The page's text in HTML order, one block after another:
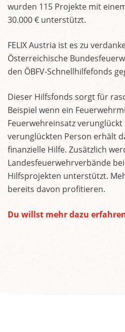
wurden 115 Projekte mit
30.000 € unterstützt.
FELIX Austria ist es zu
Österreichische
den ÖBFV-Schnellhilfefonds
Dieser Hilfsfonds sorgt für
Beispiel wenn ein
Feuerwehreinsatz
verunglückten Person erhält
finanzielle Hilfe. Zusätzlich
Landesfeuerwehrverbände
Hilfsprojekten unterstützt.
bereits davon profitieren.
Du willst mehr dazu